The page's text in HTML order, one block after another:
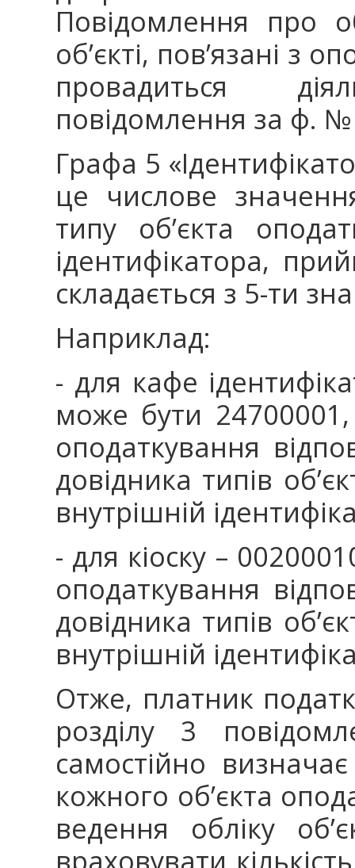
Повідомлення про
об’єкті, пов’язані з
провадиться
повідомлення за ф.
Графа 5
це числове
типу об’єкта
ідентифікатора,
складається з 5-ти
Наприклад:
- для кафе
може бути
оподаткування
довідника типів
внутрішній
- для кіоску –
оподаткування
довідника типів
внутрішній
Отже, платник
розділу 3
самостійно
кожного об’єкта
ведення обліку
враховувати